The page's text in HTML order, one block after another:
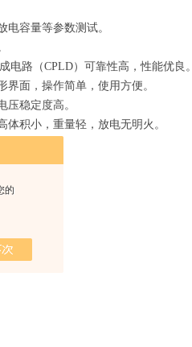
的
容量等参数测试。
电路（CPLD）可靠性高，性能优良。
面，操作简单，使用方便。
压稳定度高。
积小，重量轻，放电无明火。
需的负载.
功能。